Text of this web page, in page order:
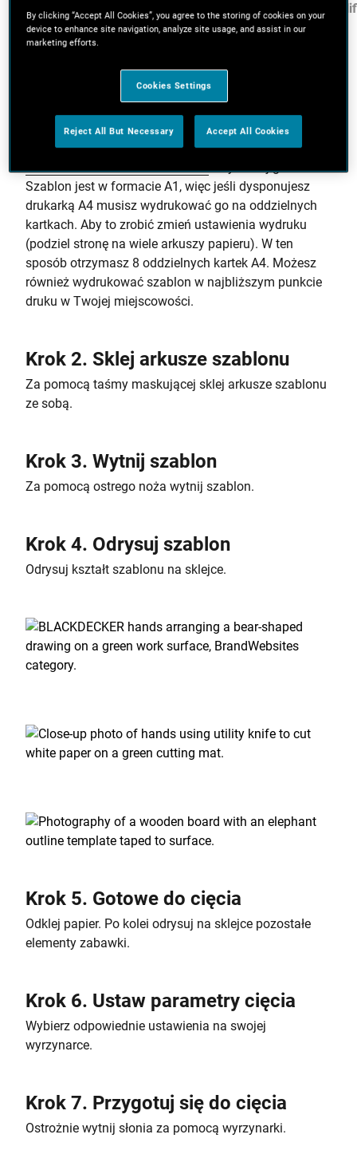
AutoSelect
Instrukcje krok po kroku
Krok 1. Pobierz szablon w
formacie PDF i wydrukuj go
Pobierz szablon w formacie PDFi wydrukuj go.
Szablon jest w formacie A1, więc jeśli dysponujesz
drukarką A4 musisz wydrukować go na oddzielnych
kartkach. Aby to zrobić zmień ustawienia wydruku
(podziel stronę na wiele arkuszy papieru). W ten
sposób otrzymasz 8 oddzielnych kartek A4. Możesz
również wydrukować szablon w najbliższym punkcie
druku w Twojej miejscowości.
Krok 2. Sklej arkusze szablonu
Za pomocą taśmy maskującej sklej arkusze szablonu
ze sobą.
Krok 3. Wytnij szablon
Za pomocą ostrego noża wytnij szablon.
Krok 4. Odrysuj szablon
Odrysuj kształt szablonu na sklejce.
Krok 5. Gotowe do cięcia
Odklej papier. Po kolei odrysuj na sklejce pozostałe
elementy zabawki.
Krok 6. Ustaw parametry cięcia
Wybierz odpowiednie ustawienia na swojej
wyrzynarce.
Krok 7. Przygotuj się do cięcia
Ostrożnie wytnij słonia za pomocą wyrzynarki.
By clicking “Accept All Cookies”, you agree to the storing of cookies on your
device to enhance site navigation, analyze site usage, and assist in our
marketing efforts.
Cookies Settings
Reject All But Necessary Accept All Cookies